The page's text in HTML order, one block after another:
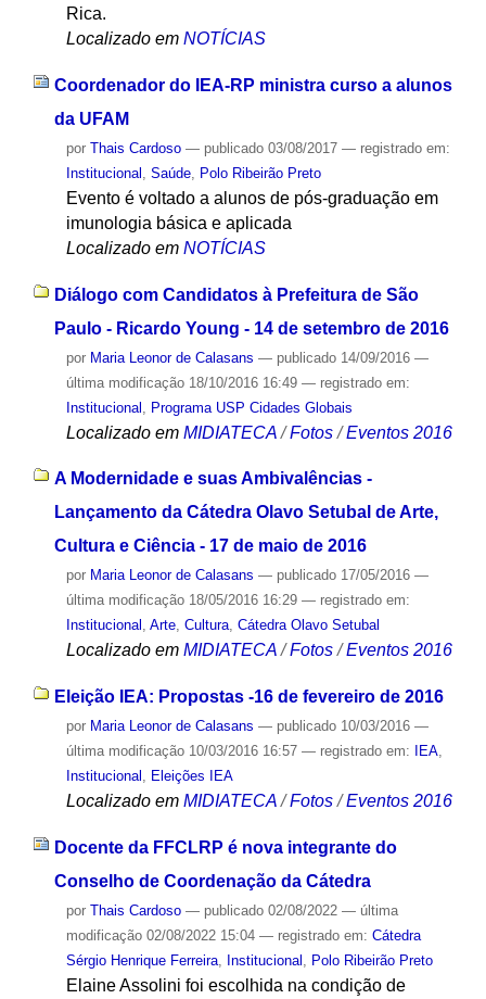
Rica.
Localizado em NOTÍCIAS
Coordenador do IEA-RP ministra curso a alunos
da UFAM
por Thais Cardoso — publicado03/08/2017 — registrado em:
Institucional , Saúde, Polo Ribeirão Preto
Evento é voltado a alunos de pós-graduação em
imunologia básica e aplicada
Localizado em NOTÍCIAS
Diálogo com Candidatos à Prefeitura de São
Paulo - Ricardo Young - 14 de setembro de 2016
por Maria Leonor de Calasans — publicado14/09/2016 —
última modificação18/10/2016 16:49 — registrado em:
Institucional
Programa USP Cidades Globais
Localizado em MIDIATECA /Fotos /Eventos 2016
A Modernidade e suas Ambivalências -
Lançamento da Cátedra Olavo Setubal de Arte,
Cultura e Ciência - 17 de maio de 2016
por Maria Leonor de Calasans — publicado17/05/2016 —
última modificação18/05/2016 16:29 — registrado em:
Institucional , Arte, Cultura, Cátedra Olavo Setubal
Localizado em MIDIATECA /Fotos /Eventos 2016
Eleição IEA: Propostas -16 de fevereiro de 2016
por Maria Leonor de Calasans — publicado10/03/2016 —
última modificação10/03/2016 16:57 — registrado em: IEA,
Institucional , Eleições IEA
Localizado em MIDIATECA /Fotos /Eventos 2016
Docente da FFCLRP é nova integrante do
Conselho de Coordenação da Cátedra
por Thais Cardoso — publicado02/08/2022 — última
modificação02/08/2022 15:04 — registrado em: Cátedra
Sérgio Henrique Ferreira, Institucional Polo Ribeirão Preto
Elaine Assolini foi escolhida na condição de